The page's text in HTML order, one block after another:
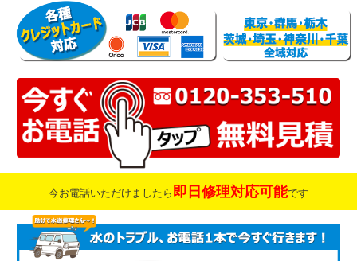
今お電話いただけましたら 即日修理対応可能です